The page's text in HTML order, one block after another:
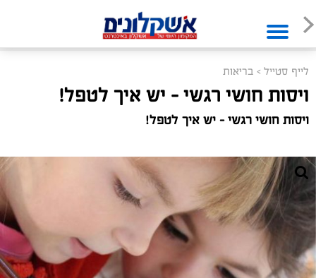
לייף סטייל > בריאות
ויסות חושי רגשי – יש איך לטפל!
ויסות חושי רגשי – יש איך לטפל!